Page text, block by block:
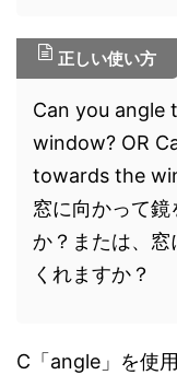
正しい使い方
Can you angle
window? OR
towards the
窓に向かって
か？または、窓
くれますか？
C「angle」を使